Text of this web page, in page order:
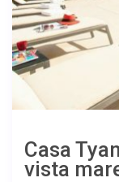
Casa
vista